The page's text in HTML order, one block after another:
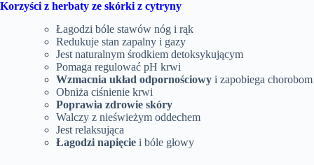
Korzyści z herbaty ze skórki z cytryny
Łagodzi bóle stawów nóg i rąk
Redukuje stan zapalny i gazy
Jest naturalnym środkiem detoksykującym
Pomaga regulować pH krwi
Wzmacnia układ odpornościowy i zapobiega chorobom
Obniża ciśnienie krwi
Poprawia zdrowie skóry
Walczy z nieświeżym oddechem
Jest relaksująca
Łagodzi napięcie i bóle głowy